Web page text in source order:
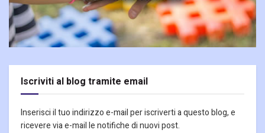
Iscriviti al blog tramite email
Inserisci il tuo indirizzo e-mail per iscriverti a questo blog, e
ricevere via e-mail le notifiche di nuovi post.